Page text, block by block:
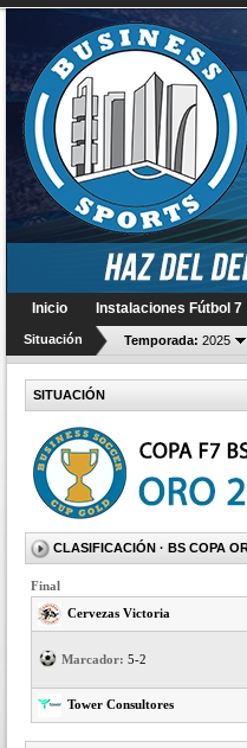
Inicio Instalaciones Fútbol 7
Situación Temporada: 2025
SITUACIÓN
CLASIFICACIÓN · BS COPA
Final
Cervezas Victoria
Marcador: 5-2
Tower Consultores